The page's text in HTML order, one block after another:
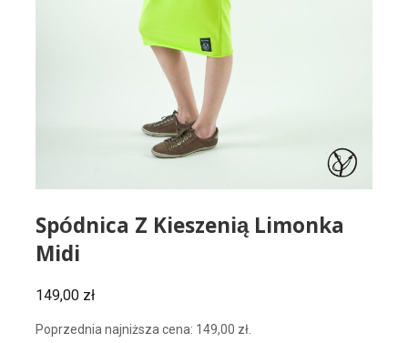
Spódnica Z Kieszenią Limonka
Midi
149,00 zł
Poprzednia najniższa cena: 149,00 zł.